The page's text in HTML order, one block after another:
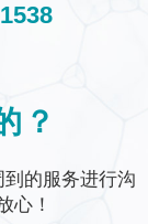
？
的服务进行沟
心！